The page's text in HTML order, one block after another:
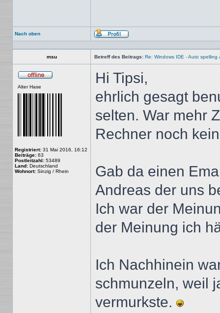
Nach oben
Profil
msu Betreff des Beitrags: Re: Windows IDE - Auto spelling
Alter Hase
Registriert: 31 Mai 2016, 16:12
Beiträge: 63
Postleitzahl: 53489
Land: Deutschland
Wohnort: Sinzig / Rhein
Hi Tipsi,
ehrlich gesagt
selten. War mehr
Rechner noch
Gab da einen
Andreas der uns
Ich war der
der Meinung ich
Ich Nachhinein
schmunzeln, weil
vermurkste.